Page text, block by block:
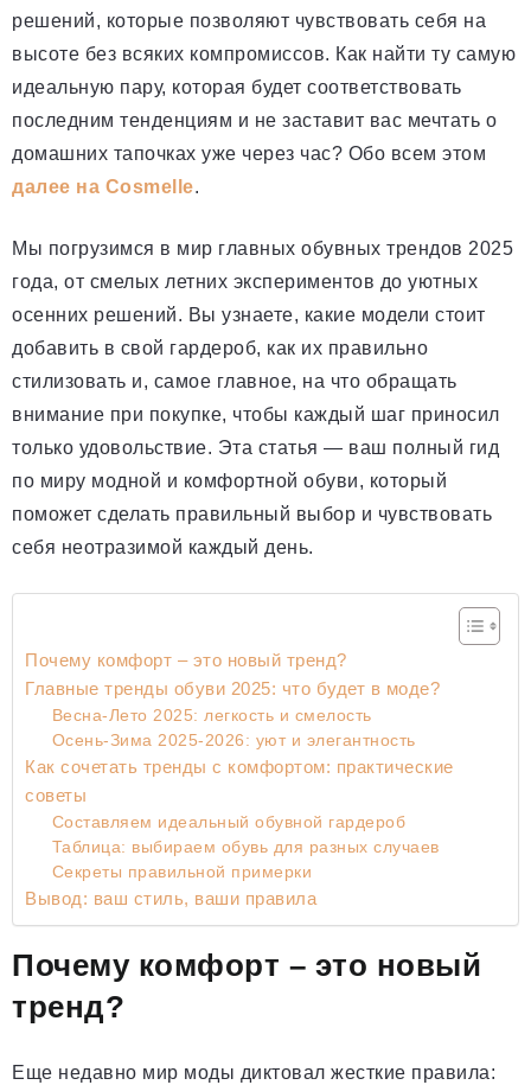
решений, которые позволяют чувствовать себя на
высоте без всяких компромиссов. Как найти ту самую
идеальную пару, которая будет соответствовать
последним тенденциям и не заставит вас мечтать о
домашних тапочках уже через час? Обо всем этом
далее на Cosmelle.
Мы погрузимся в мир главных обувных трендов 2025
года, от смелых летних экспериментов до уютных
осенних решений. Вы узнаете, какие модели стоит
добавить в свой гардероб, как их правильно
стилизовать и, самое главное, на что обращать
внимание при покупке, чтобы каждый шаг приносил
только удовольствие. Эта статья — ваш полный гид
по миру модной и комфортной обуви, который
поможет сделать правильный выбор и чувствовать
себя неотразимой каждый день.
Почему комфорт – это новый тренд?
Главные тренды обуви 2025: что будет в моде?
Весна-Лето 2025: легкость и смелость
Осень-Зима 2025-2026: уют и элегантность
Как сочетать тренды с комфортом: практические
советы
Составляем идеальный обувной гардероб
Таблица: выбираем обувь для разных случаев
Секреты правильной примерки
Вывод: ваш стиль, ваши правила
Почему комфорт – это новый
тренд?
Еще недавно мир моды диктовал жесткие правила: